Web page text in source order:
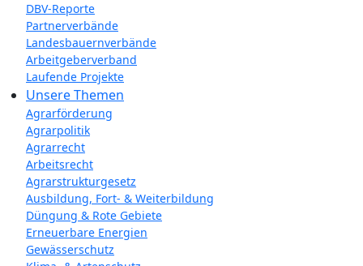
DBV-Reporte
Partnerverbände
Landesbauernverbände
Arbeitgeberverband
Laufende Projekte
Unsere Themen
Agrarförderung
Agrarpolitik
Agrarrecht
Arbeitsrecht
Agrarstrukturgesetz
Ausbildung, Fort- & Weiterbildung
Düngung & Rote Gebiete
Erneuerbare Energien
Gewässerschutz